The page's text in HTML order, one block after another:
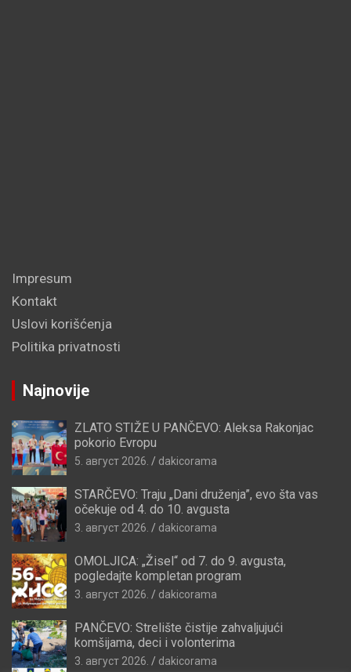
Impresum
Kontakt
Uslovi korišćenja
Politika privatnosti
Najnovije
ZLATO STIŽE U PANČEVO: Aleksa Rakonjac
pokorio Evropu
5. август 2026. dakicorama
STARČEVO: Traju „Dani druženja”, evo šta vas
očekuje od 4. do 10. avgusta
3. август 2026. dakicorama
OMOLJICA: „Žisel“ od 7. do 9. avgusta,
pogledajte kompletan program
3. август 2026. dakicorama
PANČEVO: Strelište čistije zahvaljujući
komšijama, deci i volonterima
3. август 2026. dakicorama